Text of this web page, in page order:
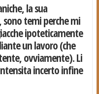
la sua
temi perche mi
ipoteticamente
un lavoro (che
ovviamente). Li
incerto infine